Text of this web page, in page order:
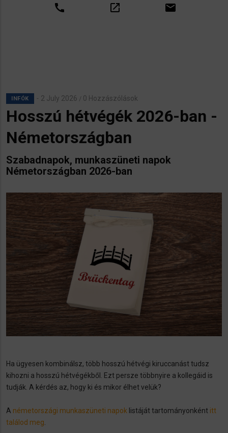
call open_in_new email
INFÓK 2 July 2026 / 0 Hozzászólások
Hosszú hétvégék 2026-ban -
Németországban
Szabadnapok, munkaszüneti napok
Németországban 2026-ban
Ha ügyesen kombinálsz, több hosszú hétvégi kiruccanást tudsz
kihozni a hosszú hétvégékből. Ezt persze többnyire a kollegáid is
tudják. A kérdés az, hogy ki és mikor élhet velük?
A németországi munkaszüneti napok listáját tartományonként itt
találod meg.